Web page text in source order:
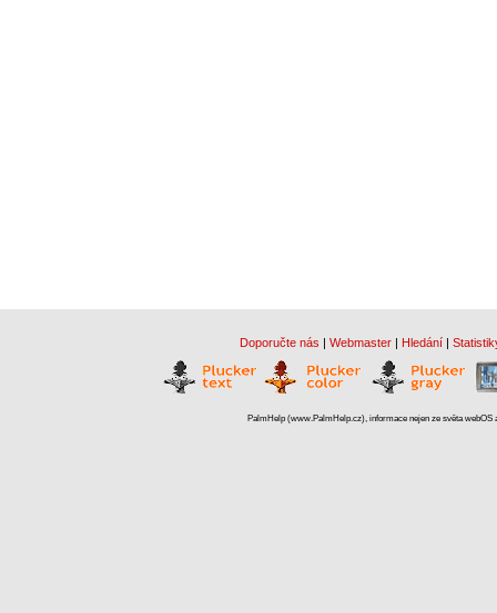
Doporučte nás | Webmaster | Hledání |
PalmHelp (www.PalmHelp.cz), informace nejen ze světa